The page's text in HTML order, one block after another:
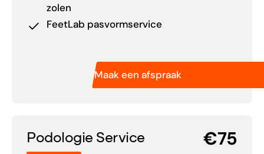
zolen
FeetLab pasvormservice
Maak een afspraak
Podologie Service €75